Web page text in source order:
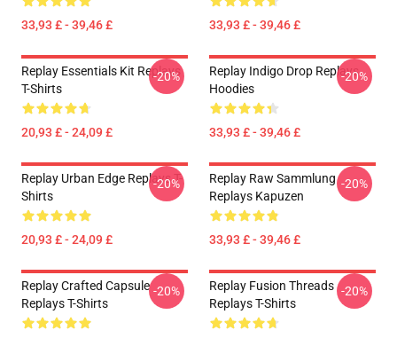
33,93 £ - 39,46 £ 33,93 £ - 39,46 £
Replay Essentials Kit Replays
T-Shirts
20,93 £ - 24,09 £
-20%
Replay Indigo Drop Replays
Hoodies
33,93 £ - 39,46 £
-20%
Replay Urban Edge Replays T-
Shirts
20,93 £ - 24,09 £
-20%
Replay Raw Sammlung
Replays Kapuzen
33,93 £ - 39,46 £
-20%
Replay Crafted Capsule
Replays T-Shirts
-20%
Replay Fusion Threads
Replays T-Shirts
-20%